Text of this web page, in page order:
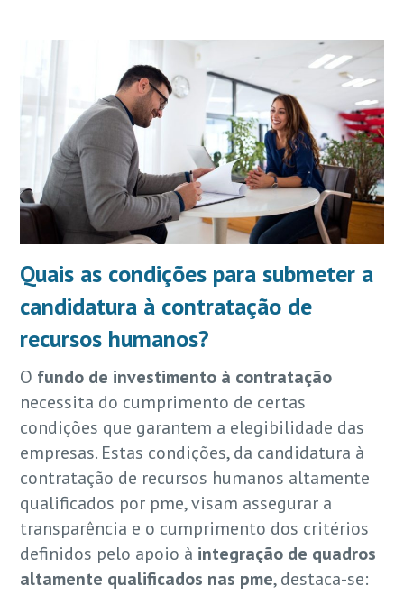
Quais as condições para submeter a
candidatura à contratação de
recursos humanos?
O fundo de investimento à contratação
necessita do cumprimento de certas
condições que garantem a elegibilidade das
empresas. Estas condições, da candidatura à
contratação de recursos humanos altamente
qualificados por pme, visam assegurar a
transparência e o cumprimento dos critérios
definidos pelo apoio à integração de quadros
altamente qualificados nas pme, destaca-se: